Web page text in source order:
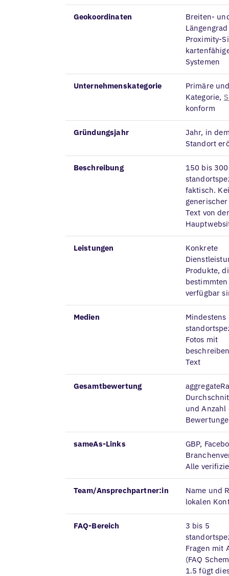
Geokoordinaten
Breiten-
Proximity-
Systemen
Unternehmenskategorie
Primäre
Kategorie,
konform
Gründungsjahr
Jahr, in
Standort
Beschreibung
150 bis
faktisch.
Text von der
Leistungen
Konkrete
Produkte,
verfügbar
Medien
Fotos mit
Text
Gesamtbewertung
und Anzahl
sameAs-Links
GBP,
Alle
Team/Ansprechpartner:in
Name und
lokalen
FAQ-Bereich
3 bis 5
Fragen mit
(FAQ
1.5 fügt